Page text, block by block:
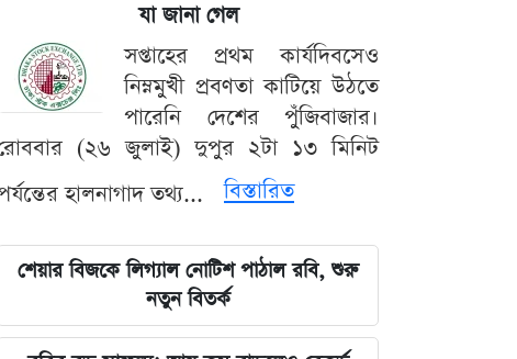
যা জানা গেল
সপ্তাহের প্রথম কার্যদিবসেও
নিম্নমুখী প্রবণতা কাটিয়ে উঠতে
পারেনি দেশের পুঁজিবাজার।
(২৬ জুলাই) দুপুর ২টা ১৩ মিনিট
হালনাগাদ তথ্য...
বিস্তারিত
শেয়ার বিজকে লিগ্যাল নোটিশ পাঠাল রবি, শুরু
নতুন বিতর্ক